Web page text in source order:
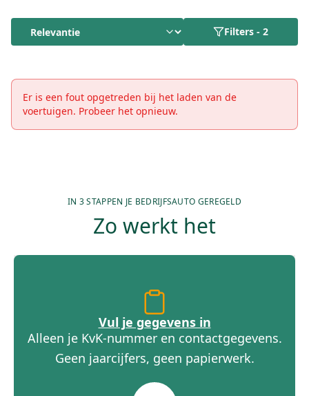
Filters - 2
Er is een fout opgetreden bij het laden van de
voertuigen. Probeer het opnieuw.
IN 3 STAPPEN JE BEDRIJFSAUTO GEREGELD
Zo werkt het
Vul je gegevens in
Alleen je KvK-nummer en contactgegevens.
Geen jaarcijfers, geen papierwerk.